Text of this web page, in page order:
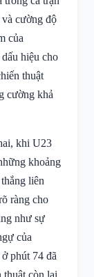
cường độ
của
hiệu cho
thuật
cường khả
khi U23
khoảng
liên
ràng cho
như sự
của
phút 74 đã
thuật còn lại